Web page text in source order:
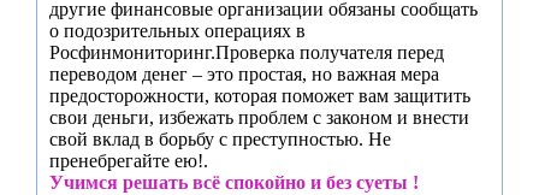
другие финансовые организации обязаны сообщать
о подозрительных операциях в
Росфинмониторинг.Проверка получателя перед
переводом денег – это простая, но важная мера
предосторожности, которая поможет вам защитить
свои деньги, избежать проблем с законом и внести
свой вклад в борьбу с преступностью. Не
пренебрегайте ею!.
Учимся решать всё спокойно и без суеты !